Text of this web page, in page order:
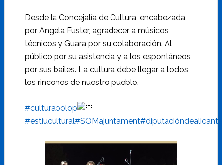
Desde la Concejalía de Cultura, encabezada
por Angela Fuster, agradecer a músicos,
técnicos y Guara por su colaboración. Al
público por su asistencia y a los espontáneos
por sus bailes. La cultura debe llegar a todos
los rincones de nuestro pueblo.
#culturapolop
#estiucultural#SOMajuntament#diputacióndealicante